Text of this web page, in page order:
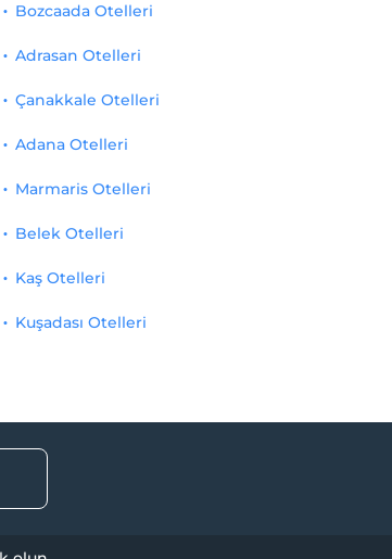
Bozcaada Otelleri
Adrasan Otelleri
Çanakkale Otelleri
Adana Otelleri
Marmaris Otelleri
Belek Otelleri
Kaş Otelleri
Kuşadası Otelleri